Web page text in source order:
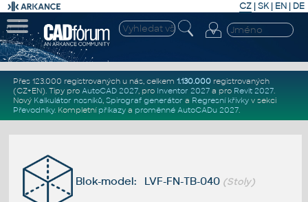
CZ | SK| EN | DE
Přes 123.000 registrovaných u nás, celkem 1.130.000registrovaných
(CZ+EN). Tipy pro AutoCAD 2027, pro Inventor 2027a pro Revit 2027.
Nový Kalkulátor nosníků, Spirograf generátor a Regresní křivkyv sekci
Převodníky. Kompletní příkazya proměnné AutoCADu 2027.
Blok-model: LVF-FN-TB-040 (Stoly)